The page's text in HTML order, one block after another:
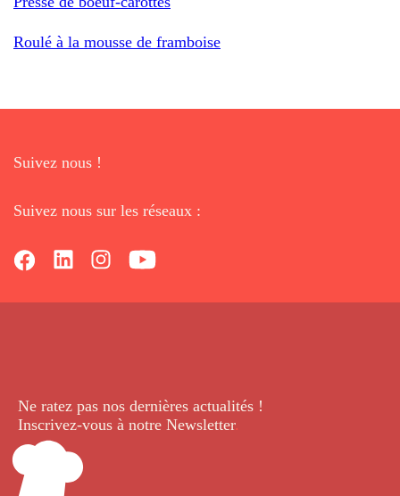
Roulé à la mousse de framboise
Suivez nous !
Suivez nous sur les réseaux :
Ne ratez pas nos dernières actualités !
Inscrivez-vous à notre Newsletter.